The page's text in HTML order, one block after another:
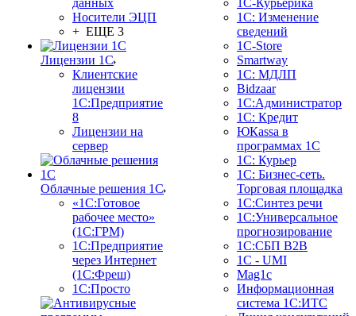
данных
Носители ЭЦП
+ ЕЩЕ 3
Лицензии 1С
Клиентские
лицензии
1С:Предприятие
8
Лицензии на
сервер
Облачные решения 1С
«1C:Готовое
рабочее место»
(1С:ГРМ)
1С:Предприятие
через Интернет
(1С:Фреш)
1С:Просто
1С-Курьерика
1С: Изменение
сведений
1C-Store
Smartway
1С: МДЛП
Bidzaar
1С:Администратор
1С: Кредит
ЮКаssа в
программах 1С
1С: Курьер
1С: Бизнес-сеть.
Торговая площадка
1С:Синтез речи
1С:Универсальное
прогнозирование
1С:СБП B2B
1C - UMI
Mag1c
Информационная
система 1С:ИТС